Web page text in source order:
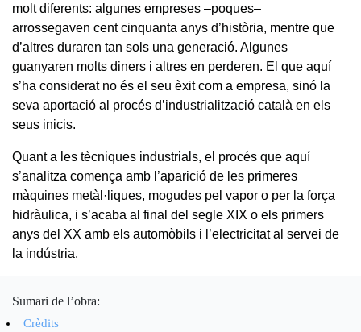
molt diferents: algunes empreses –poques–
arrossegaven cent cinquanta anys d’història, mentre que
d’altres duraren tan sols una generació. Algunes
guanyaren molts diners i altres en perderen. El que aquí
s’ha considerat no és el seu èxit com a empresa, sinó la
seva aportació al procés d’industrialització català en els
seus inicis.
Quant a les tècniques industrials, el procés que aquí
s’analitza comença amb l’aparició de les primeres
màquines metàl·liques, mogudes pel vapor o per la força
hidràulica, i s’acaba al final del segle XIX o els primers
anys del XX amb els automòbils i l’electricitat al servei de
la indústria.
Sumari de l’obra:
Crèdits